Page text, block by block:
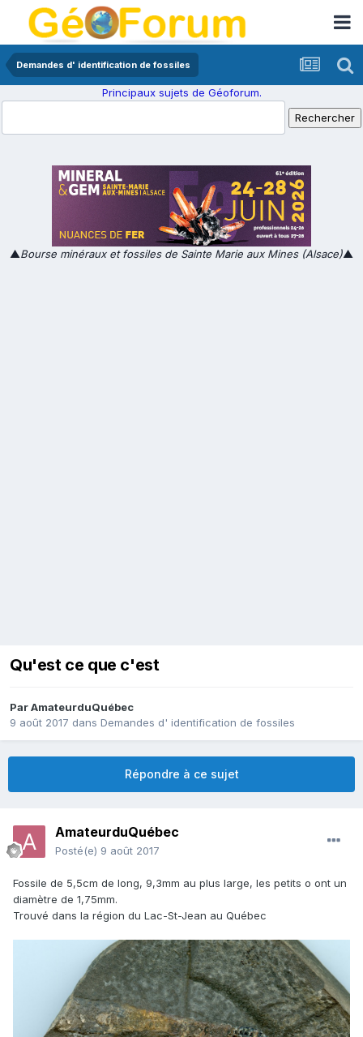
Demandes d' identification de fossiles
Principaux sujets de Géoforum.
▲Bourse minéraux et fossiles de Sainte Marie aux Mines (Alsace)▲
Qu'est ce que c'est
ParAmateurduQuébec
9 août 2017 dans Demandes d' identification de fossiles
Répondre à ce sujet
AmateurduQuébec
Posté(e) 9 août 2017
Fossile de 5,5cm de long, 9,3mm au plus large, les petits o ont un
diamètre de 1,75mm.
Trouvé dans la région du Lac-St-Jean au Québec